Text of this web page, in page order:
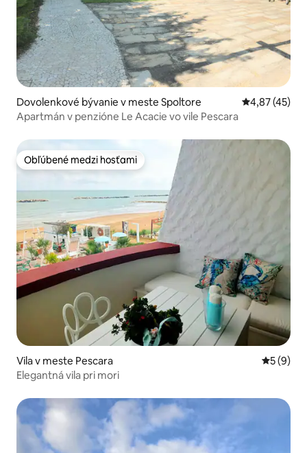
Dovolenkové bývanie v meste Spoltore Priemerné
4,87 (45)
Apartmán v penzióne Le Acacie vo vile Pescara
Obľúbené medzi hosťami
Obľúbené medzi hosťami
Vila v meste Pescara
5 (9)
Elegantná vila pri mori